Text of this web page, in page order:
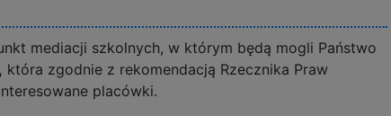
mediacji szkolnych, w którym będą mogli Państwo
która zgodnie z rekomendacją Rzecznika Praw
placówki.